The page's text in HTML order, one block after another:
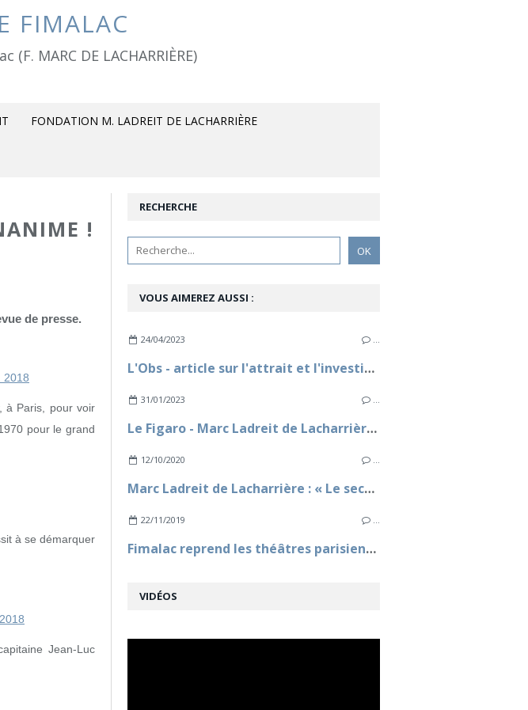
FIMALAC
MARC DE LACHARRIÈRE)
FONDATION M. LADREIT DE LACHARRIÈRE
!
de presse.
2018
à Paris, pour voir
pour le grand
à se démarquer
Jean-Luc
RECHERCHE
VOUS AIMEREZ AUSSI :
24/04/2023 …
L'Obs - article sur l'attrait et l'investissement de Marc Ladreit de Lacharrière pour le spectacle vivant
31/01/2023 …
Le Figaro - Marc Ladreit de Lacharrière : «Starmania, une ambition française »
12/10/2020 …
Marc Ladreit de Lacharrière : « Le secteur privé de la culture est gravement fragilisé » - Le Monde
22/11/2019 …
Fimalac reprend les théâtres parisiens de Jacques-Antoine Granjon
VIDÉOS